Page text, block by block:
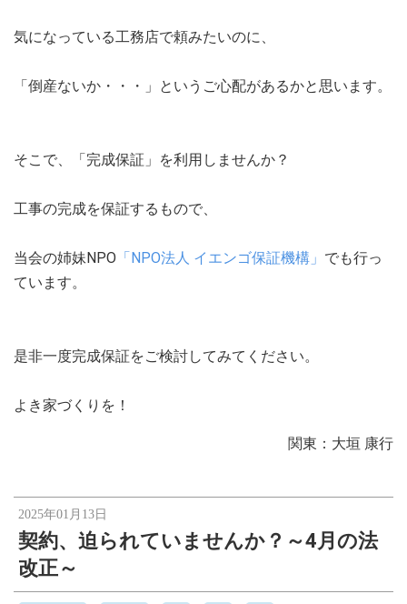
気になっている工務店で頼みたいのに、
「倒産ないか・・・」というご心配があるかと思います。
そこで、「完成保証」を利用しませんか？
工事の完成を保証するもので、
当会の姉妹NPO 「NPO法人 イエンゴ保証機構」 でも行っ
ています。
是非一度完成保証をご検討してみてください。
よき家づくりを！
関東：大垣 康行
2025年01月13日
契約、迫られていませんか？～4月の法
改正～